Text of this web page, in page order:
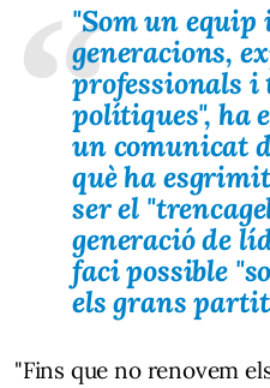
"Som un equip
generacions,
professionals
polítiques", ha
un comunicat
què ha
ser el
generació de
faci possible "
els grans
"Fins que no renovem